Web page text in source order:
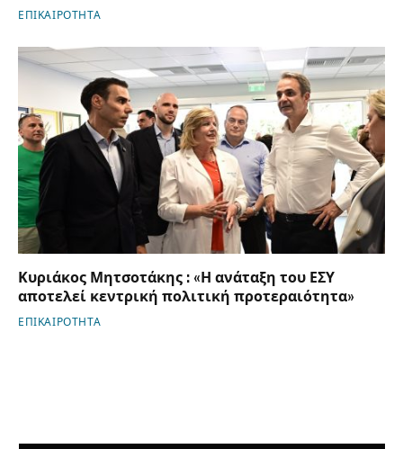
ΕΠΙΚΑΙΡΟΤΗΤΑ
Κυριάκος Μητσοτάκης : «Η ανάταξη του ΕΣΥ
αποτελεί κεντρική πολιτική προτεραιότητα»
ΕΠΙΚΑΙΡΟΤΗΤΑ